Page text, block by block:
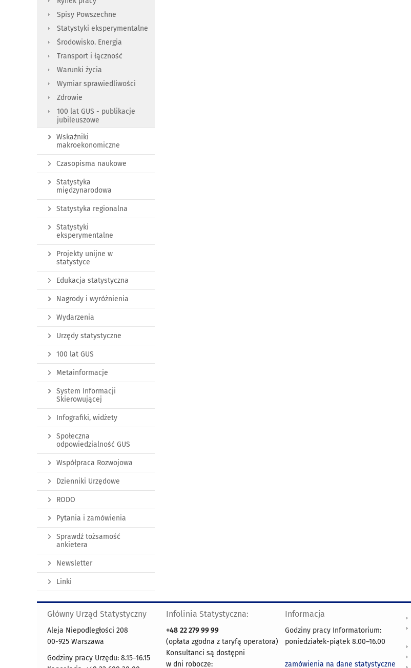
Spisy Powszechne
Statystyki eksperymentalne
Środowisko. Energia
Transport i łączność
Warunki życia
Wymiar sprawiedliwości
Zdrowie
100 lat GUS - publikacje
jubileuszowe
Wskaźniki
makroekonomiczne
Czasopisma naukowe
Statystyka
międzynarodowa
Statystyka regionalna
Statystyki
eksperymentalne
Projekty unijne w
statystyce
Edukacja statystyczna
Nagrody i wyróżnienia
Wydarzenia
Urzędy statystyczne
100 lat GUS
Metainformacje
System Informacji
Skierowującej
Infografiki, widżety
Społeczna
odpowiedzialność GUS
Współpraca Rozwojowa
Dzienniki Urzędowe
RODO
Pytania i zamówienia
Sprawdź tożsamość
ankietera
Newsletter
Linki
Główny Urząd Statystyczny
Aleja Niepodległości 208
00-925 Warszawa
Godziny pracy Urzędu: 8.15–16.15
Infolinia Statystyczna:
+48 22 279 99 99
(opłata zgodna z taryfą operatora)
Konsultanci są dostępni
w dni robocze:
Informacja
Godziny pracy Informatorium:
poniedziałek-piątek 8.00–16.00
zamówienia na dane statystyczne